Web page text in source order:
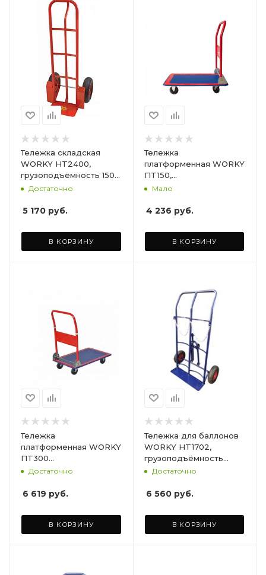
Тележка складская
WORKY HT2400,
грузоподъёмность 150
кг, ширина площадки
Достаточно
5 170 руб.
В КОРЗИНУ
Тележка
платформенная WORKY
ПT150,
грузоподъёмность 150
мм 700х450
Мало
4 236 руб.
В КОРЗИНУ
Тележка
платформенная WORKY
ПT300
грузоподъёмность 300
мм 900х600
Достаточно
6 619 руб.
В КОРЗИНУ
Тележка для баллонов
WORKY HT1702,
грузоподъёмность
300кг, ширина
Достаточно
6 560руб.
В КОРЗИНУ